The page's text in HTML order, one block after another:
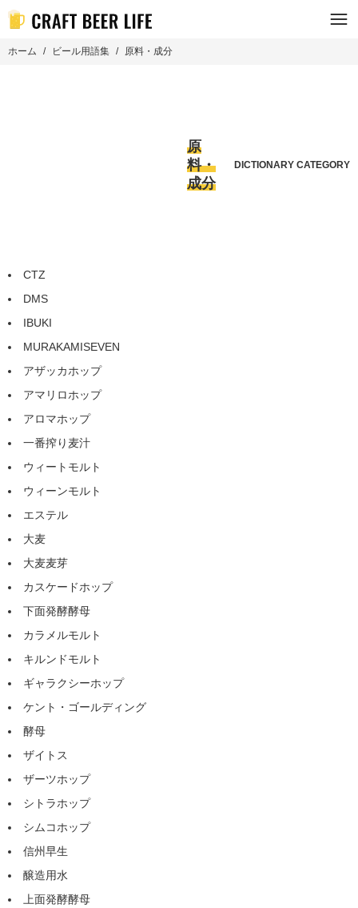
ホーム ビール用語集 原料・成分
原
料・
成分
DICTIONARY CATEGORY
CTZ
DMS
IBUKI
MURAKAMISEVEN
アザッカホップ
アマリロホップ
アロマホップ
一番搾り麦汁
ウィートモルト
ウィーンモルト
エステル
大麦
大麦麦芽
カスケードホップ
下面発酵酵母
カラメルモルト
キルンドモルト
ギャラクシーホップ
ケント・ゴールディング
酵母
ザイトス
ザーツホップ
シトラホップ
シムコホップ
信州早生
醸造用水
上面発酵酵母